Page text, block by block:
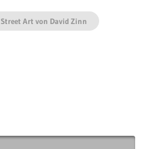
Street Art von David Zinn